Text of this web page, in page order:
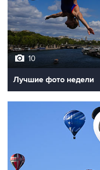
10
Лучшие фото недели